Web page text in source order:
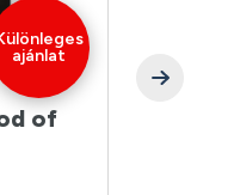
ajánlat
of